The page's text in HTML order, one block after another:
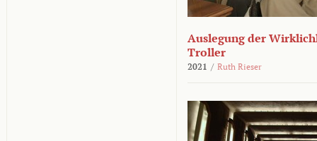
Auslegung der
Troller
2021 / Ruth Rieser